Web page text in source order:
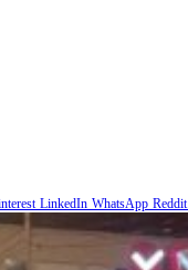
LinkedIn WhatsApp Reddit